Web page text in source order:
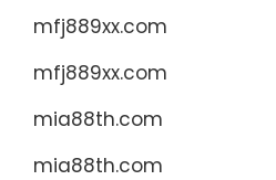
mfj889xx.com
mfj889xx.com
mia88th.com
mia88th.com